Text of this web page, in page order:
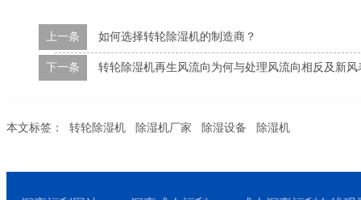
上一条 如何选择转轮除湿机的制造商？
下一条 转轮除湿机再生风流向为何与处理风流向相反及新风
本文标签： 转轮除湿机 除湿机厂家 除湿设备 除湿机